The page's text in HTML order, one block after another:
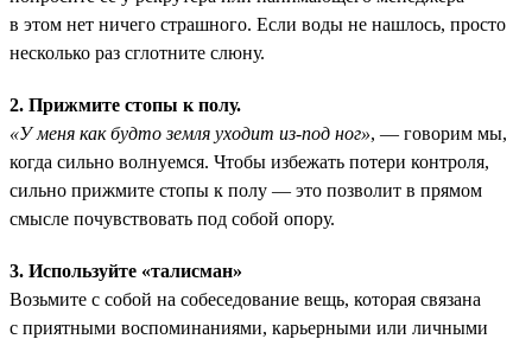
в этом нет ничего страшного. Если воды не нашлось, просто
несколько раз сглотните слюну.
2. Прижмите стопы к полу.
«У меня как будто земля уходит из-под ног», — говорим мы,
когда сильно волнуемся. Чтобы избежать потери контроля,
сильно прижмите стопы к полу — это позволит в прямом
смысле почувствовать под собой опору.
3. Используйте «талисман»
Возьмите с собой на собеседование вещь, которая связана
с приятными воспоминаниями, карьерными или личными